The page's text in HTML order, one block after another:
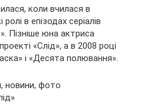
коли вчилася в
ролі в епізодах серіалів
Пізніше юна актриса
«Слід», а в 2008 році
і «Десята полювання».